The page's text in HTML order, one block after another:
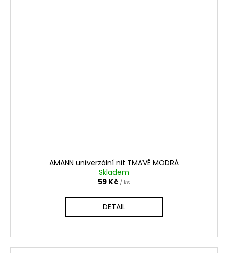
AMANN univerzální nit TMAVĚ MODRÁ
Skladem
59 Kč / ks
DETAIL